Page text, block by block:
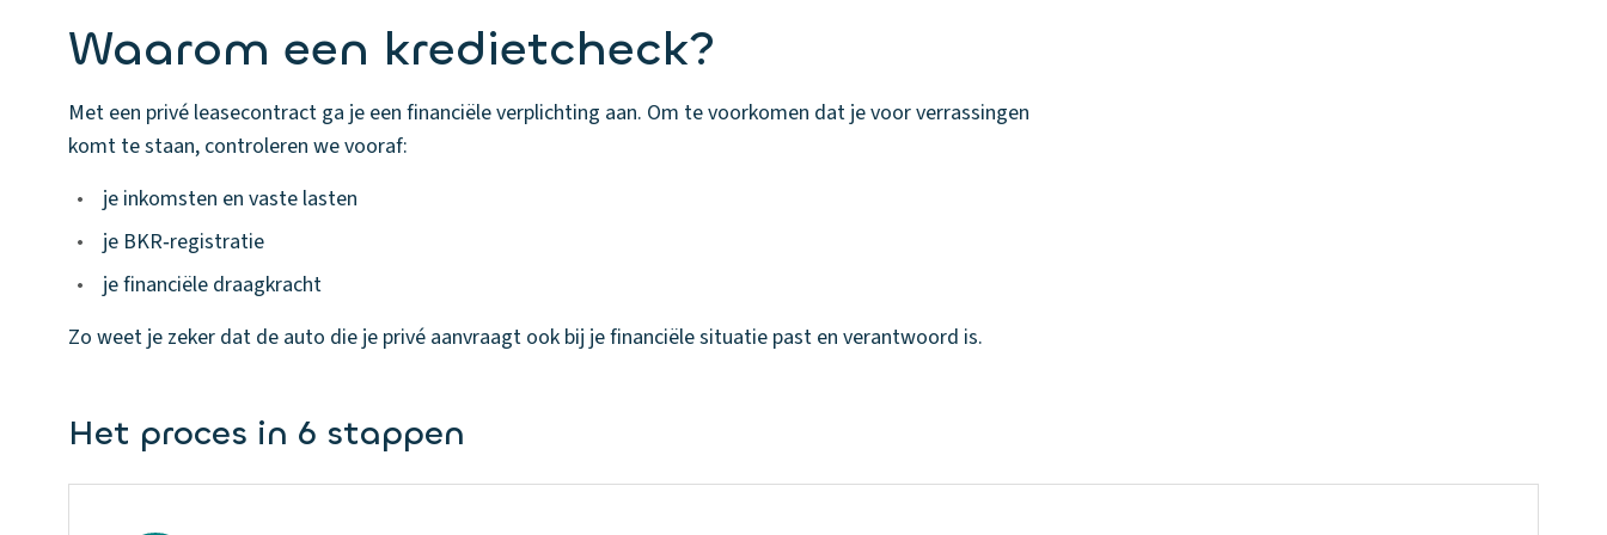
Waarom een kredietcheck?
Met een privé leasecontract ga je een financiële verplichting aan. Om te voorkomen dat je voor verrassingen
komt te staan, controleren we vooraf:
•
je inkomsten en vaste lasten
•
je BKR‑registratie
•
je financiële draagkracht
Zo weet je zeker dat de auto die je privé aanvraagt ook bij je financiële situatie past en verantwoord is.
Het proces in 6 stappen